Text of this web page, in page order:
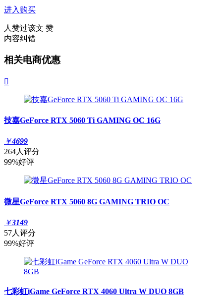
进入购买
人赞过该文 赞
内容纠错
相关电商优惠

技嘉GeForce RTX 5060 Ti GAMING OC 16G
￥4699
264人评分
99%好评
微星GeForce RTX 5060 8G GAMING TRIO OC
￥3149
57人评分
99%好评
七彩虹iGame GeForce RTX 4060 Ultra W DUO 8GB